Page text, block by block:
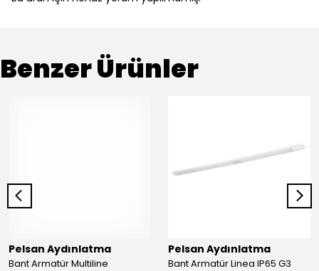
Benzer Ürünler
Pelsan Aydınlatma
Bant Armatür Multiline
Pelsan Aydınlatma
Bant Armatür Linea IP65 G3